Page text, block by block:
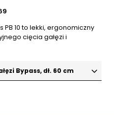
PB 10 to lekki, ergonomiczny
cięcia gałęzi i
Bypass, dł. 60 cm